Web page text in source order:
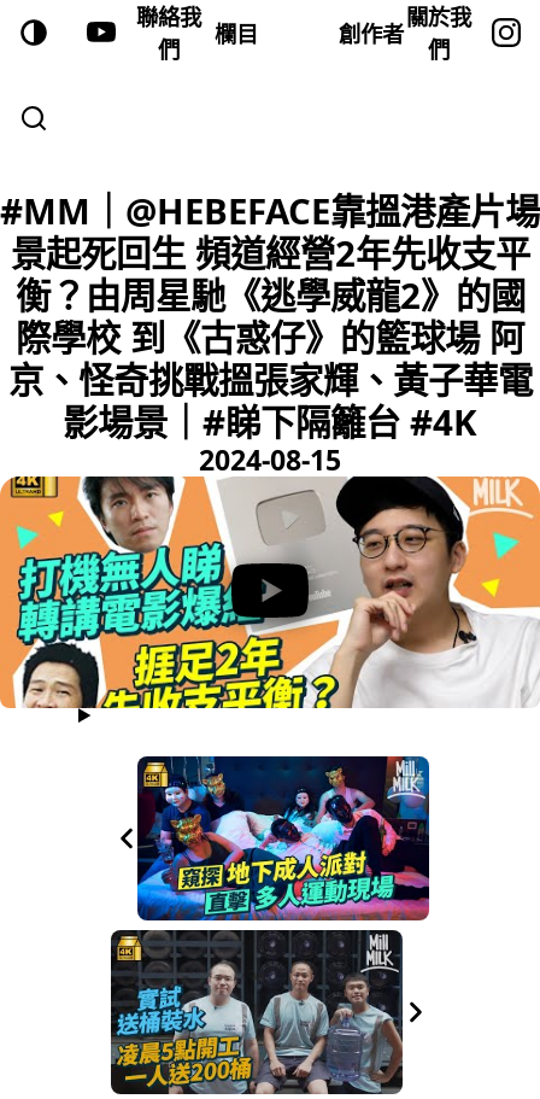
聯絡我
們
欄目 創作者
關於我
們
#MM｜@HEBEFACE靠搵港產片場
景起死回生 頻道經營2年先收支平
衡？由周星馳《逃學威龍2》的國
際學校 到《古惑仔》的籃球場 阿
京、怪奇挑戰搵張家輝、黃子華電
影場景｜#睇下隔籬台 #4K
2024-08-15